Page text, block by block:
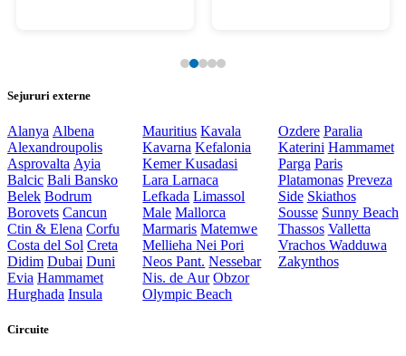
Sejururi externe
Alanya Albena
Alexandroupolis
Asprovalta Ayia
Balcic Bali Bansko
Belek Bodrum
Borovets Cancun
Ctin & Elena Corfu
Costa del Sol Creta
Didim Dubai Duni
Evia Hammamet
Hurghada Insula
Mauritius Kavala
Kavarna Kefalonia
KemerKusadasi
LaraLarnaca
Lefkada Limassol
Male Mallorca
Marmaris Matemwe
MelliehaNei Pori
Neos Pant. Nessebar
Nis. de Aur Obzor
Olympic Beach
Ozdere Paralia
Katerini Hammamet
Parga Paris
Platamonas Preveza
Side Skiathos
Sousse Sunny Beach
Thassos Valletta
Vrachos Wadduwa
Zakynthos
Circuite